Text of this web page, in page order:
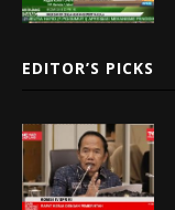
EDITOR’S PICKS